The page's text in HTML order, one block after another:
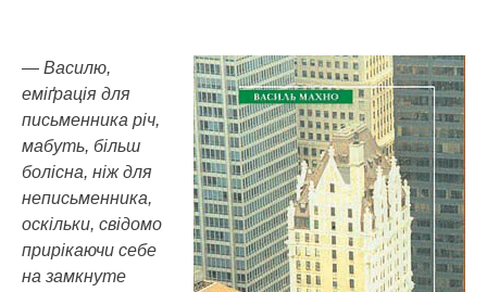
— Василю,
еміґрація для
письменника річ,
мабуть, більш
болісна, ніж для
неписьменника,
оскільки, свідомо
прирікаючи себе
на замкнуте